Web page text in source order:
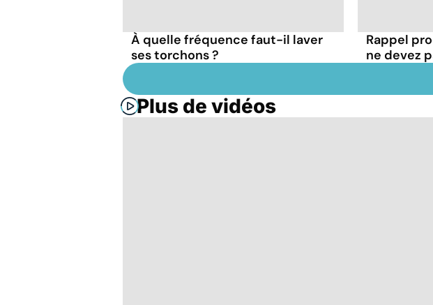
À quelle fréquence faut-il laver
ses torchons ?
Rappel
ne devez
Plus de vidéos